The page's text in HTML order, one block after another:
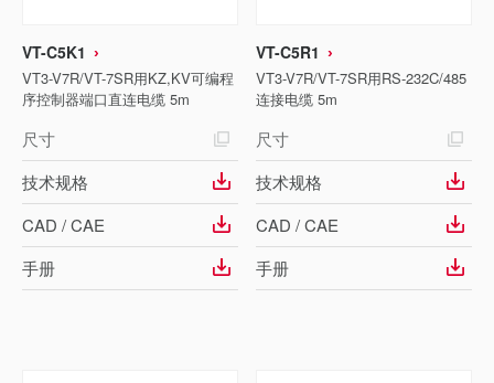
VT-C5K1
VT3-V7R/VT-7SR用KZ,KV可编程
序控制器端口直连电缆 5m
尺寸
技术规格
CAD / CAE
手册
VT-C5R1
VT3-V7R/VT-7SR用RS-232C/485
连接电缆 5m
尺寸
技术规格
CAD / CAE
手册